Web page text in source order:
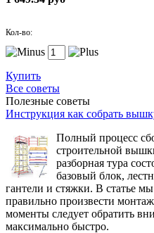
Кол-во:
Купить
Все советы
Полезные советы
Инструкция как собрать
Полный процесс
строительной
разборная тура
базовый блок,
гантели и стяжки. В статье
правильно произвести
моменты следует обратить
максимально быстро.